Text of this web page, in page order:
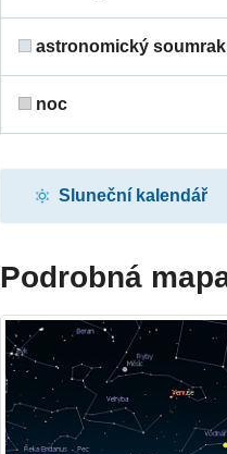
astronomický soumrak
noc
Sluneční kalendář
Podrobná